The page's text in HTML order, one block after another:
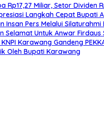
Miliar, Setor Dividen
Langkah Cepat Bupati
Pers Melalui Silaturahmi
Untuk Anwar
Karawang Gandeng
Oleh Bupati Karawang